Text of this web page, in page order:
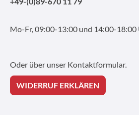
Mo-Fr, 09:00-13:00 und 14:00-18:00
Oder über unser Kontaktformular.
WIDERRUF ERKLÄREN